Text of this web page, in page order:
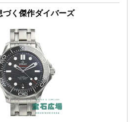
づく傑作ダイバーズ